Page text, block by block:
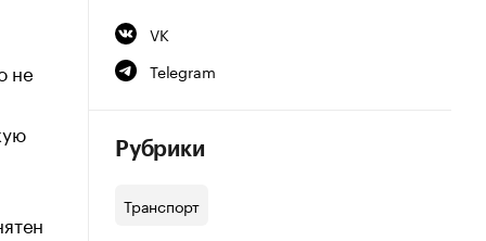
не
VK
Telegram
Рубрики
Транспорт